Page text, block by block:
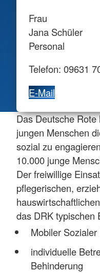
Frau
Jana Schüler
Personal
Telefon: 09631
E-Mail
Das Deutsche
jungen Menschen
sozial zu
10.000 junge
Der freiwillige
pflegerischen,
das DRK typischen
Mobiler Sozialer
individuelle
Behinderung